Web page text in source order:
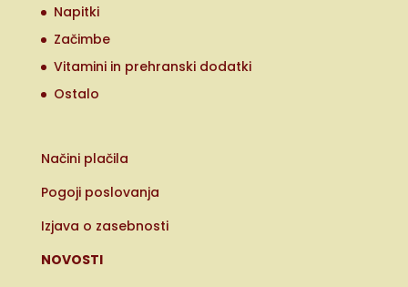
Napitki
Začimbe
Vitamini in prehranski dodatki
Ostalo
Načini plačila
Pogoji poslovanja
Izjava o zasebnosti
NOVOSTI